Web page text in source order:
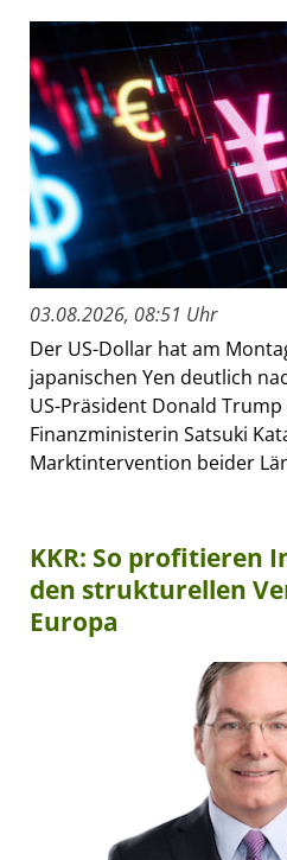
03.08.2026, 08:51 Uhr
Der US-Dollar hat am
japanischen Yen deutlich
US-Präsident Donald Trump
Finanzministerin Satsuki
Marktintervention beider
KKR: So profitieren
den strukturellen
Europa